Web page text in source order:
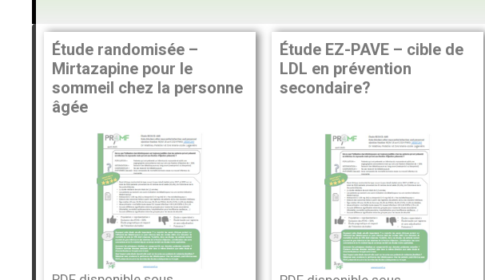
Étude randomisée –
Mirtazapine pour le
sommeil chez la personne
âgée
Étude EZ-PAVE – cible de
LDL en prévention
secondaire?